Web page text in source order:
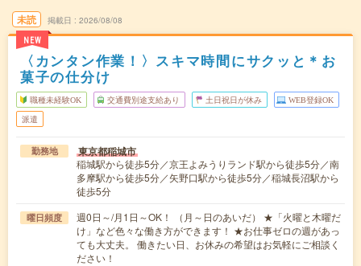
未読
NEW
掲載日 2026/08/08
〈カンタン作業！〉スキマ時間にサクッと＊お
菓子の仕分け
職種未経験OK 交通費別途支給あり 土日祝日が休み WEB登録OK
派遣
勤務地 東京都稲城市
稲城駅から徒歩5分／京王よみうりランド駅から徒歩5分／南
多摩駅から徒歩5分／矢野口駅から徒歩5分／稲城長沼駅から
徒歩5分
曜日頻度
週0日～/月1日～OK！ （月～日のあいだ） ★「火曜と木曜だ
け」など色々な働き方ができます！ ★お仕事ゼロの週があっ
ても大丈夫。 働きたい日、お休みの希望はお気軽にご相談く
ださい！